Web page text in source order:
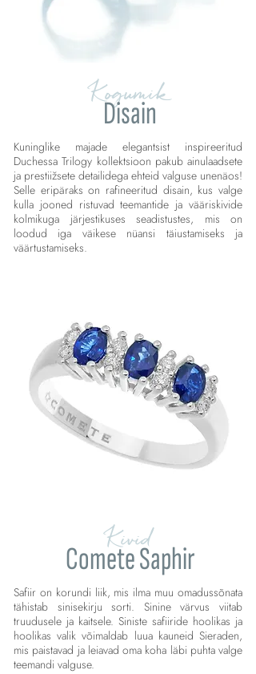
Kogumik
Disain
Kuninglike majade elegantsist inspireeritud
Duchessa Trilogy kollektsioon pakub ainulaadsete
ja prestiižsete detailidega ehteid valguse unenäos!
Selle eripäraks on rafineeritud disain, kus valge
kulla jooned ristuvad teemantide ja vääriskivide
kolmikuga järjestikuses seadistustes, mis on
loodud iga väikese nüansi täiustamiseks ja
väärtustamiseks.
Kivid
Comete Saphir
Safiir on korundi liik, mis ilma muu omadussõnata
tähistab sinisekirju sorti. Sinine värvus viitab
truudusele ja kaitsele. Siniste safiiride hoolikas ja
hoolikas valik võimaldab luua kauneid Sieraden,
mis paistavad ja leiavad oma koha läbi puhta valge
teemandi valguse.